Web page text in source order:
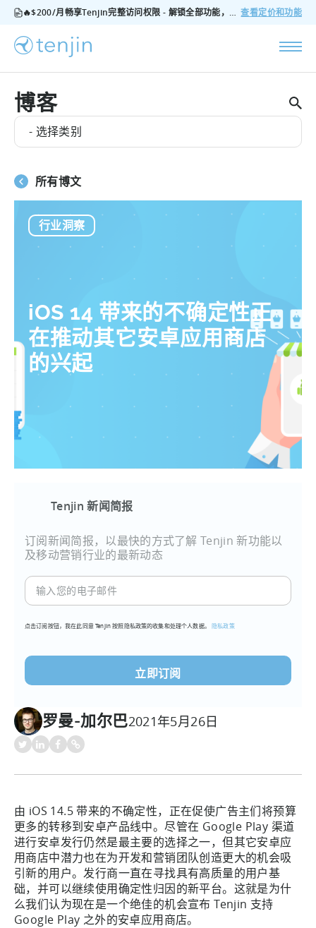
🔥$200/月畅享Tenjin完整访问权限 - 解锁全部功能，无隐藏费用，随时可取消 查看定价和功能
博客
- 选择类别
所有博文
行业洞察
iOS 14 带来的不确定性正
在推动其它安卓应用商店
的兴起
Tenjin 新闻简报
订阅新闻简报，以最快的方式了解 Tenjin 新功能以
及移动营销行业的最新动态
输
入
的
子
邮
(必
须填
写）
点击订阅按钮，我在此同意 Tenjin 按照隐私政策的收集和处理个人数据。隐私政策
罗曼-加尔巴2021年5月26日
由 iOS 14.5 带来的不确定性，正在促使广告主们将预算
更多的转移到安卓产品线中。尽管在 Google Play 渠道
进行安卓发行仍然是最主要的选择之一，但其它安卓应
用商店中潜力也在为开发和营销团队创造更大的机会吸
引新的用户。发行商一直在寻找具有高质量的用户基
础，并可以继续使用确定性归因的新平台。这就是为什
么我们认为现在是一个绝佳的机会宣布 Tenjin 支持
Google Play 之外的安卓应用商店。